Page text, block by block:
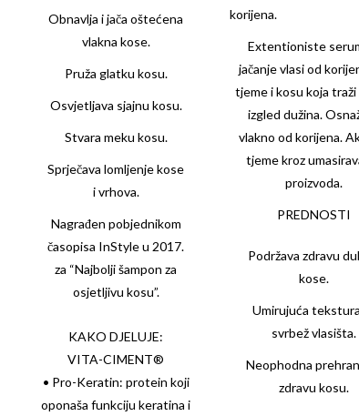
Obnavlja i jača oštećena
vlakna kose.
Pruža glatku kosu.
Osvjetljava sjajnu kosu.
Stvara meku kosu.
Sprječava lomljenje kose
i vrhova.
Nagrađen pobjednikom
časopisa InStyle u 2017.
za “Najbolji šampon za
osjetljivu kosu”.
KAKO DJELUJE:
VITA-CIMENT®
• Pro-Keratin: protein koji
oponaša funkciju keratina i
korijena.
Extentioniste
jačanje vlasi od
tjeme i kosu koja traži
izgled dužina.
vlakno od korijena.
tjeme kroz
proizvoda.
PREDNOSTI
Podržava zdravu
kose.
Umirujuća
svrbež vlasišta.
Neophodna
zdravu kosu.